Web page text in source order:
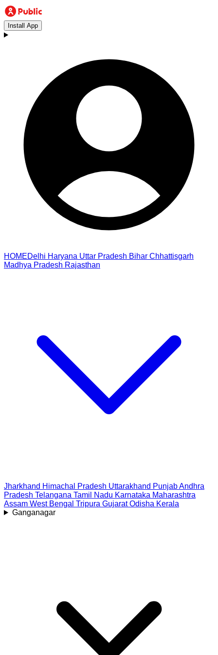
Install App
HOMEDelhi Haryana Uttar Pradesh Bihar Chhattisgarh
Madhya Pradesh Rajasthan
Jharkhand Himachal Pradesh Uttarakhand PunjabAndhra
Pradesh Telangana Tamil Nadu Karnataka Maharashtra
Assam West Bengal Tripura Gujarat Odisha Kerala
Ganganagar